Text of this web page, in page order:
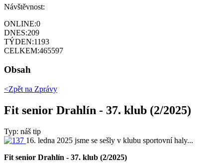
Návštěvnost:
ONLINE:0
DNES:209
TÝDEN:1193
CELKEM:465597
Obsah
<Zpět na Zprávy
Fit senior Drahlín - 37. klub (2/2025)
Typ: náš tip
16. ledna 2025 jsme se sešly v klubu sportovní haly...
Fit senior Drahlín - 37. klub (2/2025)